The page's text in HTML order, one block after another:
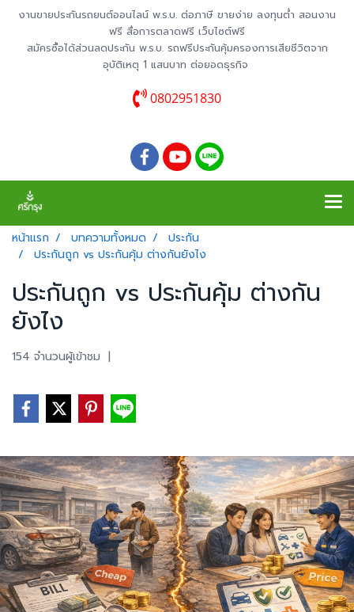
งานขายประกันรถยนต์ออนไลน์ พ.ร.บ. ต่อภาษี ขายง่าย ลงทุนต่ำ สอนงาน
ฟรี สื่อการตลาดฟรี เว็บไซต์ฟรี
สมัครซื้อได้ส่วนลดประกัน พ.ร.บ. รถฟรีประกันคุ้มครองการเสียชีวิตจาก
อุบัติเหตุ 1 แสนบาท ต่อยอดธุรกิจ
0802951830
หน้าแรก บทความทั้งหมด
ประกัน
ประกันถูก vs ประกันคุ้ม ต่างกันยังไง
ประกันถูก vs ประกันคุ้ม ต่างกัน
ยังไง
154 จำนวนผู้เข้าชม |